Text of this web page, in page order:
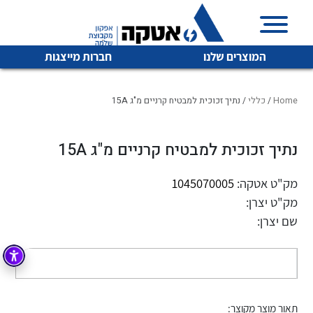
המוצרים שלנו חברות מייצגות
איכות | שרות | זמינות
והפצה של מוצרי
מיתוג, בקרה , ואינסטלציה חשמלית ופעילה ב7 תחומים:
חשמל
Home
/ כללי/ נתיך זכוכית למבטיח קרניים מ"ג 15A
נתיך זכוכית למבטיח קרניים מ"ג 15A
מק"ט אטקה: 1045070005
מק"ט יצרן:
שם יצרן:
תאור מוצר מקוצר: